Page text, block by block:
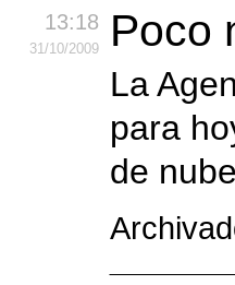
13:18
31/10/2009 Poco
La
para
de